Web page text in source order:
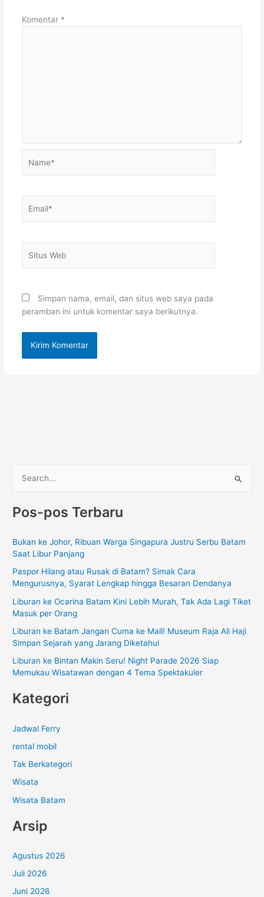
Komentar *
Web
Simpan nama, email, dan situs web saya pada
peramban ini untuk komentar saya berikutnya.
r
u
n
t
Pos-pos Terbaru
Bukan ke Johor, Ribuan Warga Singapura Justru Serbu Batam
Saat Libur Panjang
Paspor Hilang atau Rusak di Batam? Simak Cara
Mengurusnya, Syarat Lengkap hingga Besaran Dendanya
Liburan ke Ocarina Batam Kini Lebih Murah, Tak Ada Lagi Tiket
Masuk per Orang
Liburan ke Batam Jangan Cuma ke Mall! Museum Raja Ali Haji
Simpan Sejarah yang Jarang Diketahui
Liburan ke Bintan Makin Seru! Night Parade 2026 Siap
Memukau Wisatawan dengan 4 Tema Spektakuler
Kategori
Jadwal Ferry
rental mobil
Tak Berkategori
Wisata
Wisata Batam
Arsip
Agustus 2026
Juli 2026
Juni 2026